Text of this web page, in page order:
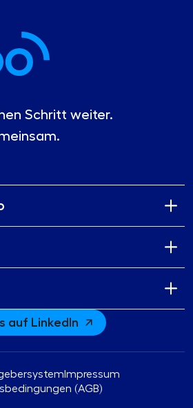
Schritt weiter.
auf LinkedIn
Impressum
(AGB)